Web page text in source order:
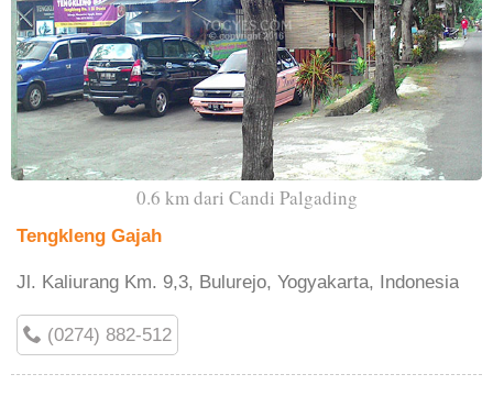
0.6 km dari Candi Palgading
Tengkleng Gajah
Jl. Kaliurang Km. 9,3, Bulurejo, Yogyakarta, Indonesia
(0274) 882-512